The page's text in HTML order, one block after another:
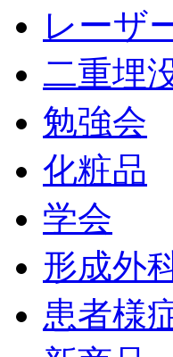
レーザ
二重埋
勉強会
化粧品
学会
形成外
患者様